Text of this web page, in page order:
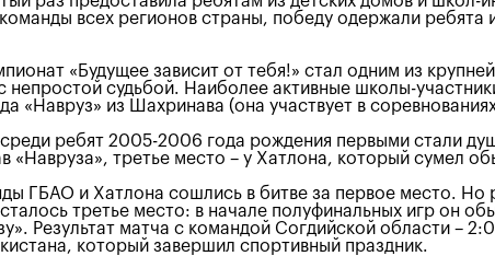
всех регионов страны, победу одержали
«Будущее зависит от тебя!» стал одним из
непростой судьбой. Наиболее активные школы-
«Навруз» из Шахринава (она участвует в
ребят 2005-2006 года рождения первыми стали
«Навруза», третье место – у Хатлона, который сумел
ГБАО и Хатлона сошлись в битве за первое место. Но
третье место: в начале полуфинальных игр он
Результат матча с командой Согдийской области –
который завершил спортивный праздник.